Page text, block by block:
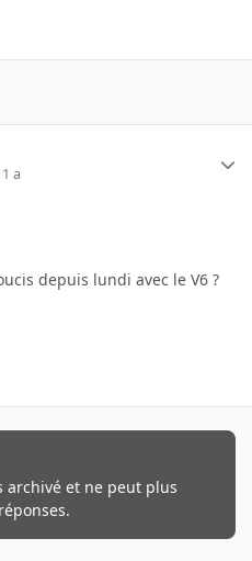
a
depuis lundi avec le V6 ?
archivé et ne peut plus